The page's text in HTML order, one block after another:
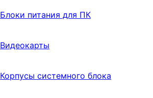
Блоки питания для ПК
Видеокарты
Корпусы системного блока